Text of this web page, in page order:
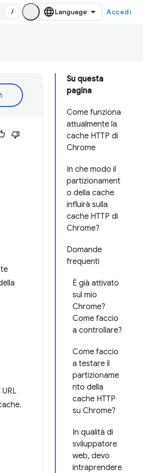
/ Accedi
Su questa
pagina
Come funziona
attualmente la
cache HTTP di
Chrome
In che modo il
partizionament
o della cache
influirà sulla
cache HTTP di
Chrome?
Domande
frequenti
È già attivato
sul mio
Chrome?
Come faccio
a controllare?
Come faccio
a testare il
partizioname
nto della
cache HTTP
su Chrome?
In qualità di
sviluppatore
web, devo
intraprendere